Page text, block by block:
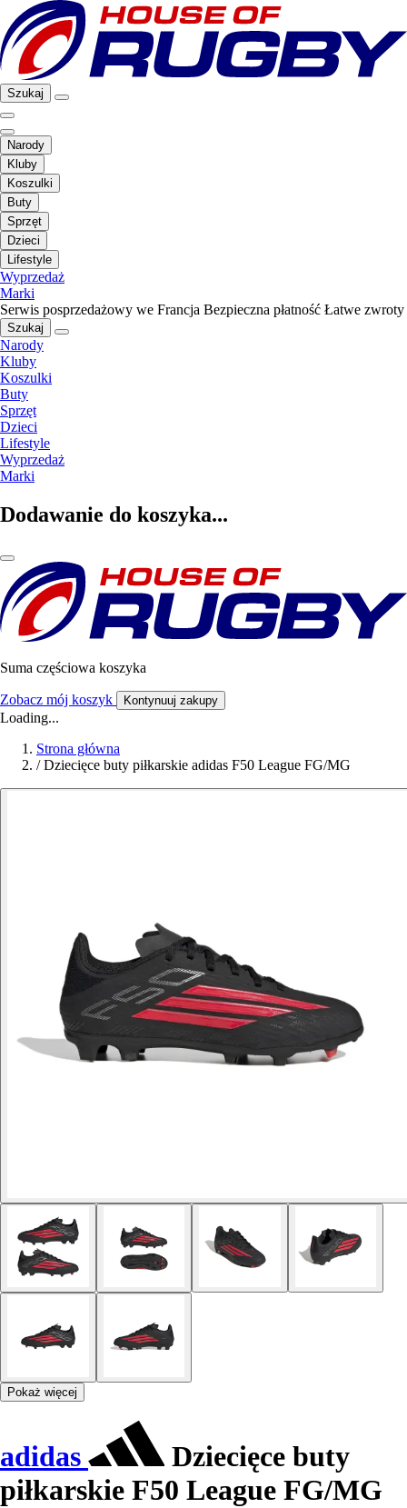
Szukaj
Narody
Kluby
Koszulki
Buty
Sprzęt
Dzieci
Lifestyle
Wyprzedaż
Marki
Serwis posprzedażowy we Francja Bezpieczna płatność Łatwe zwroty
Szukaj
Narody
Kluby
Koszulki
Buty
Sprzęt
Dzieci
Lifestyle
Wyprzedaż
Marki
Dodawanie do koszyka...
Suma częściowa koszyka
Zobacz mój koszyk Kontynuuj zakupy
Loading...
Strona główna
/ Dziecięce buty piłkarskie adidas F50 League FG/MG
Pokaż więcej
adidas
Dziecięce buty
piłkarskie F50 League FG/MG